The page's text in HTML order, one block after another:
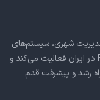
شهری، سیستم‌های
هوشمند حمل و نقل و بازار آنلاین کالاهای FMCG در ایران فعالیت می‌کند و
رشد و پیشرفت قدم